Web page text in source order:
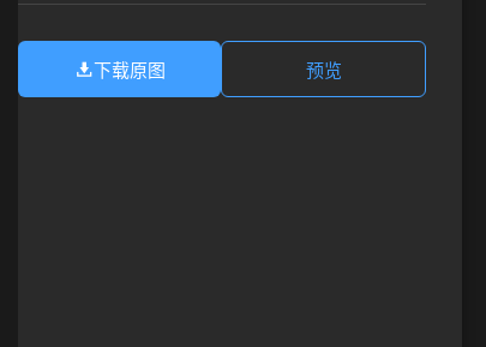
下载原图 预览